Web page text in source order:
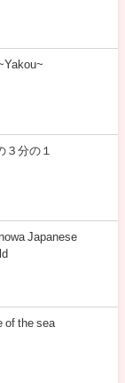
３分の１
Japanese
of the sea